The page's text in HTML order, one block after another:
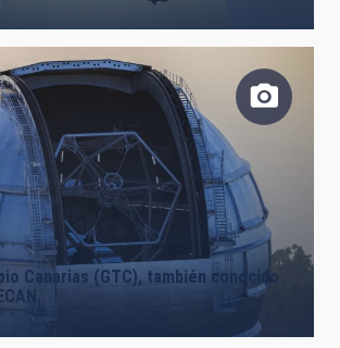
Canarias (GTC), también conocido